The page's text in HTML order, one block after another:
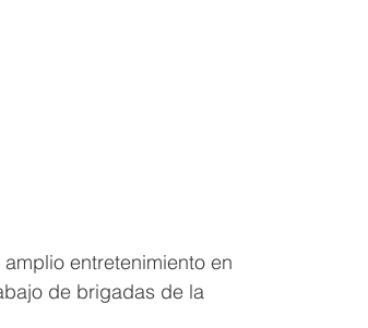
entretenimiento en
de brigadas de la